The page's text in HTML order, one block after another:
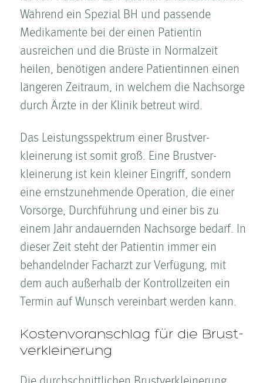
Während ein Spezial BH und passende
Medikamente bei der einen Patientin
ausreichen und die Brüste in Normalzeit
heilen, benötigen andere Patientinnen einen
längeren Zeitraum, in welchem die Nachsorge
durch Ärzte in der Klinik betreut wird.
Das Leistungsspektrum einer Brust­ver­
kleinerung ist somit groß. Eine Brust­ver­
kleinerung ist kein kleiner Eingriff, sondern
eine ernstzunehmende Operation, die einer
Vorsorge, Durchführung und einer bis zu
einem Jahr andauernden Nachsorge bedarf. In
dieser Zeit steht der Patientin immer ein
behandelnder Facharzt zur Verfügung, mit
dem auch außerhalb der Kontrollzeiten ein
Termin auf Wunsch vereinbart werden kann.
Kosten­voranschlag für die Brust­
ver­kleinerung